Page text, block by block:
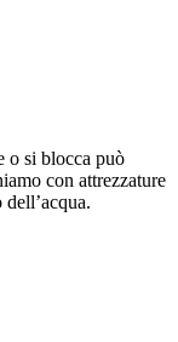
o si blocca può
con attrezzature